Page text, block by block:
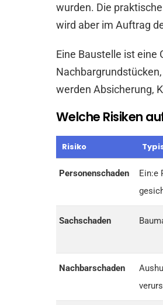
wurden. Die
wird aber im Auftrag
Eine Baustelle ist eine
werden Absicherung,
Welche Risiken
Risiko
Personenschaden
Ein:e
Sachschaden
Nachbarschaden